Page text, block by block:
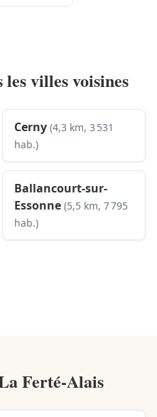
villes voisines
Cerny (4,3 km, 3 531
hab.)
Ballancourt-sur-
Essonne (5,5 km, 7 795
hab.)
Ferté-Alais